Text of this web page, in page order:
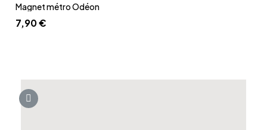
Magnet métro Odéon
7,90 €